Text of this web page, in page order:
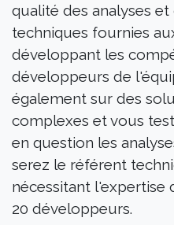
qualité des analyses
techniques fournies
développant les
développeurs de
également sur des
complexes et vous
en question les
serez le référent
nécessitant l'expertise
20 développeurs.